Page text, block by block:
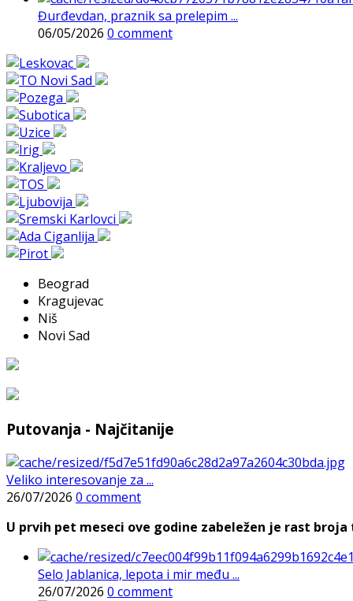
Đurđevdan, praznik sa prelepim ...
06/05/2026 0 comment
Beograd
Kragujevac
Niš
Novi Sad
Putovanja - Najčitanije
Veliko interesovanje za ...
26/07/2026 0 comment
U prvih pet meseci ove godine zabeležen je rast
Selo Jablanica, lepota i mir među ...
26/07/2026 0 comment